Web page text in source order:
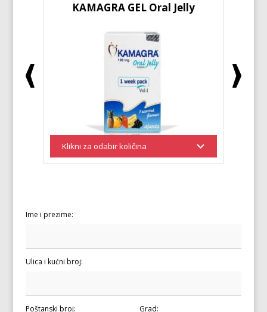
KAMAGRA GEL Oral Jelly
Ime i prezime:
Ulica i kućni broj:
Poštanski broj: Grad: